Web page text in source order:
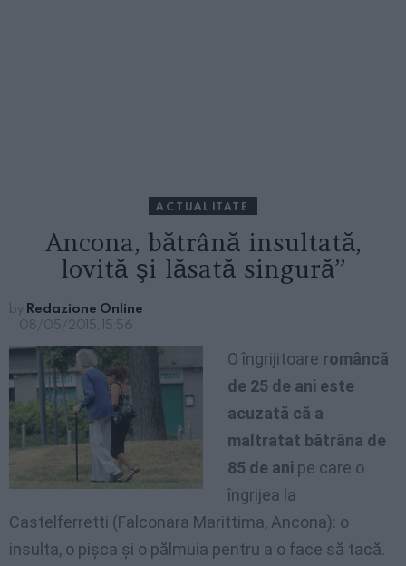
ACTUALITATE
Ancona, bătrână insultată,
lovită şi lăsată singură”
by Redazione Online
08/05/2015, 15:56
O îngrijitoare româncă
de 25 de ani este
acuzată că a
maltratat bătrâna de
85 de ani pe care o
îngrijea la
Castelferretti (Falconara Marittima, Ancona): o
insulta, o pişca şi o pălmuia pentru a o face să tacă.